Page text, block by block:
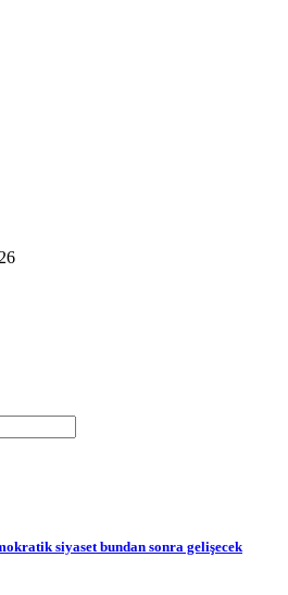
siyaset bundan sonra gelişecek